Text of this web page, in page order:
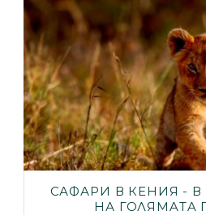
САФАРИ В КЕНИЯ -
НА ГОЛЯМAТA